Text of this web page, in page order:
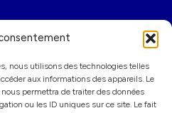
nous utilisons des technologies telles
aux informations des appareils. Le
permettra de traiter des données
ou les ID uniques sur ce site. Le fait